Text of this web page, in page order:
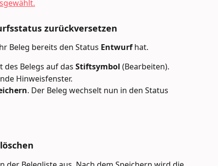
zurückversetzen
Beleg bereits den Status Entwurf hat.
des Belegs auf das Stiftsymbol (Bearbeiten).
Hinweisfenster.
. Der Beleg wechselt nun in den Status